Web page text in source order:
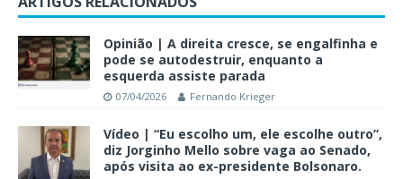
Opinião | A direita cresce, se engalfinha e
pode se autodestruir, enquanto a
esquerda assiste parada
07/04/2026 Fernando Krieger
Vídeo | “Eu escolho um, ele escolhe outro”,
diz Jorginho Mello sobre vaga ao Senado,
após visita ao ex-presidente Bolsonaro.